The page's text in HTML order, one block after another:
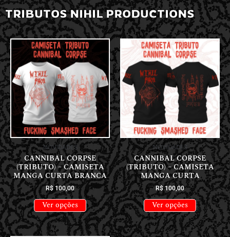
TRIBUTOS NIHIL PRODUCTIONS
NOVIDADES
CANNIBAL CORPSE
(TRIBUTO) – CAMISETA
MANGA CURTA BRANCA
R$100,00
Ver opções
NOVIDADES
CANNIBAL CORPSE
(TRIBUTO) – CAMISETA
MANGA CURTA
R$100,00
Ver opções